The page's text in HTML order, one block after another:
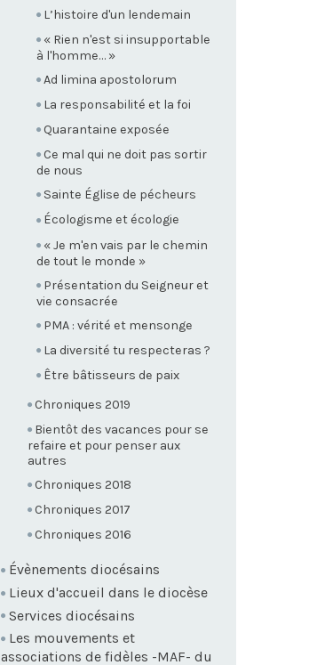
L’histoire d'un lendemain
« Rien n'est si insupportable
à l'homme… »
Ad limina apostolorum
La responsabilité et la foi
Quarantaine exposée
Ce mal qui ne doit pas sortir
de nous
Sainte Église de pécheurs
Écologisme et écologie
« Je m'en vais par le chemin
de tout le monde »
Présentation du Seigneur et
vie consacrée
PMA : vérité et mensonge
La diversité tu respecteras ?
Être bâtisseurs de paix
Chroniques 2019
Bientôt des vacances pour se
refaire et pour penser aux
autres
Chroniques 2018
Chroniques 2017
Chroniques 2016
Évènements diocésains
Lieux d'accueil dans le diocèse
Services diocésains
Les mouvements et
associations de fidèles -MAF- du